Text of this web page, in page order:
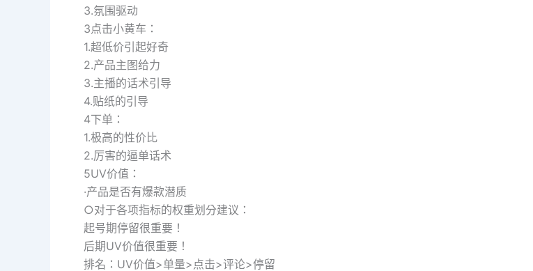
3.氛围驱动
3点击小黄车：
1.超低价引起好奇
2.产品主图给力
3.主播的话术引导
4.贴纸的引导
4下单：
1.极高的性价比
2.厉害的逼单话术
5UV价值：
·产品是否有爆款潜质
○对于各项指标的权重划分建议：
起号期停留很重要！
后期UV价值很重要！
排名：UV价值>单量>点击>评论>停留